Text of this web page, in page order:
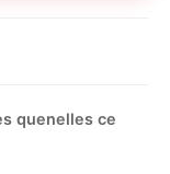
quenelles ce